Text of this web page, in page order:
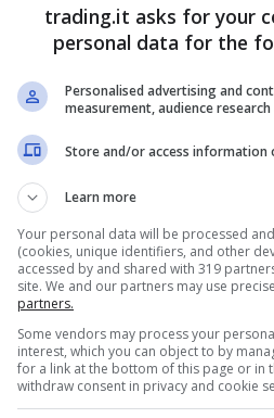
Bollette:
cambia nulla
redditi e patrimoni
richiedibile dal 1° aprile
comunque la situazione
2026, quindi, l’eventuale
2025.
disponibilità del
presente né al 31
non incide sull’ISEE
trading.it asks for your
personal data for the
Personalised advertising and
measurement, audience
Store and/or access information
Learn more
Your personal data will be processed
(cookies, unique identifiers, and other
accessed by and shared with 319
site. We and our partners may use
partners.
Some vendors may process your
interest, which you can object to by
for a link at the bottom of this page or in
withdraw consent in privacy and cookie